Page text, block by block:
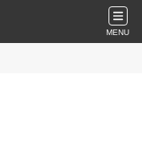
MENU